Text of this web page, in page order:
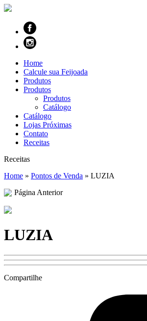
Home
Calcule sua Feijoada
Produtos
Produtos
Produtos
Catálogo
Catálogo
Lojas Próximas
Contato
Receitas
Receitas
Home » Pontos de Venda » LUZIA
Página Anterior
LUZIA
Compartilhe